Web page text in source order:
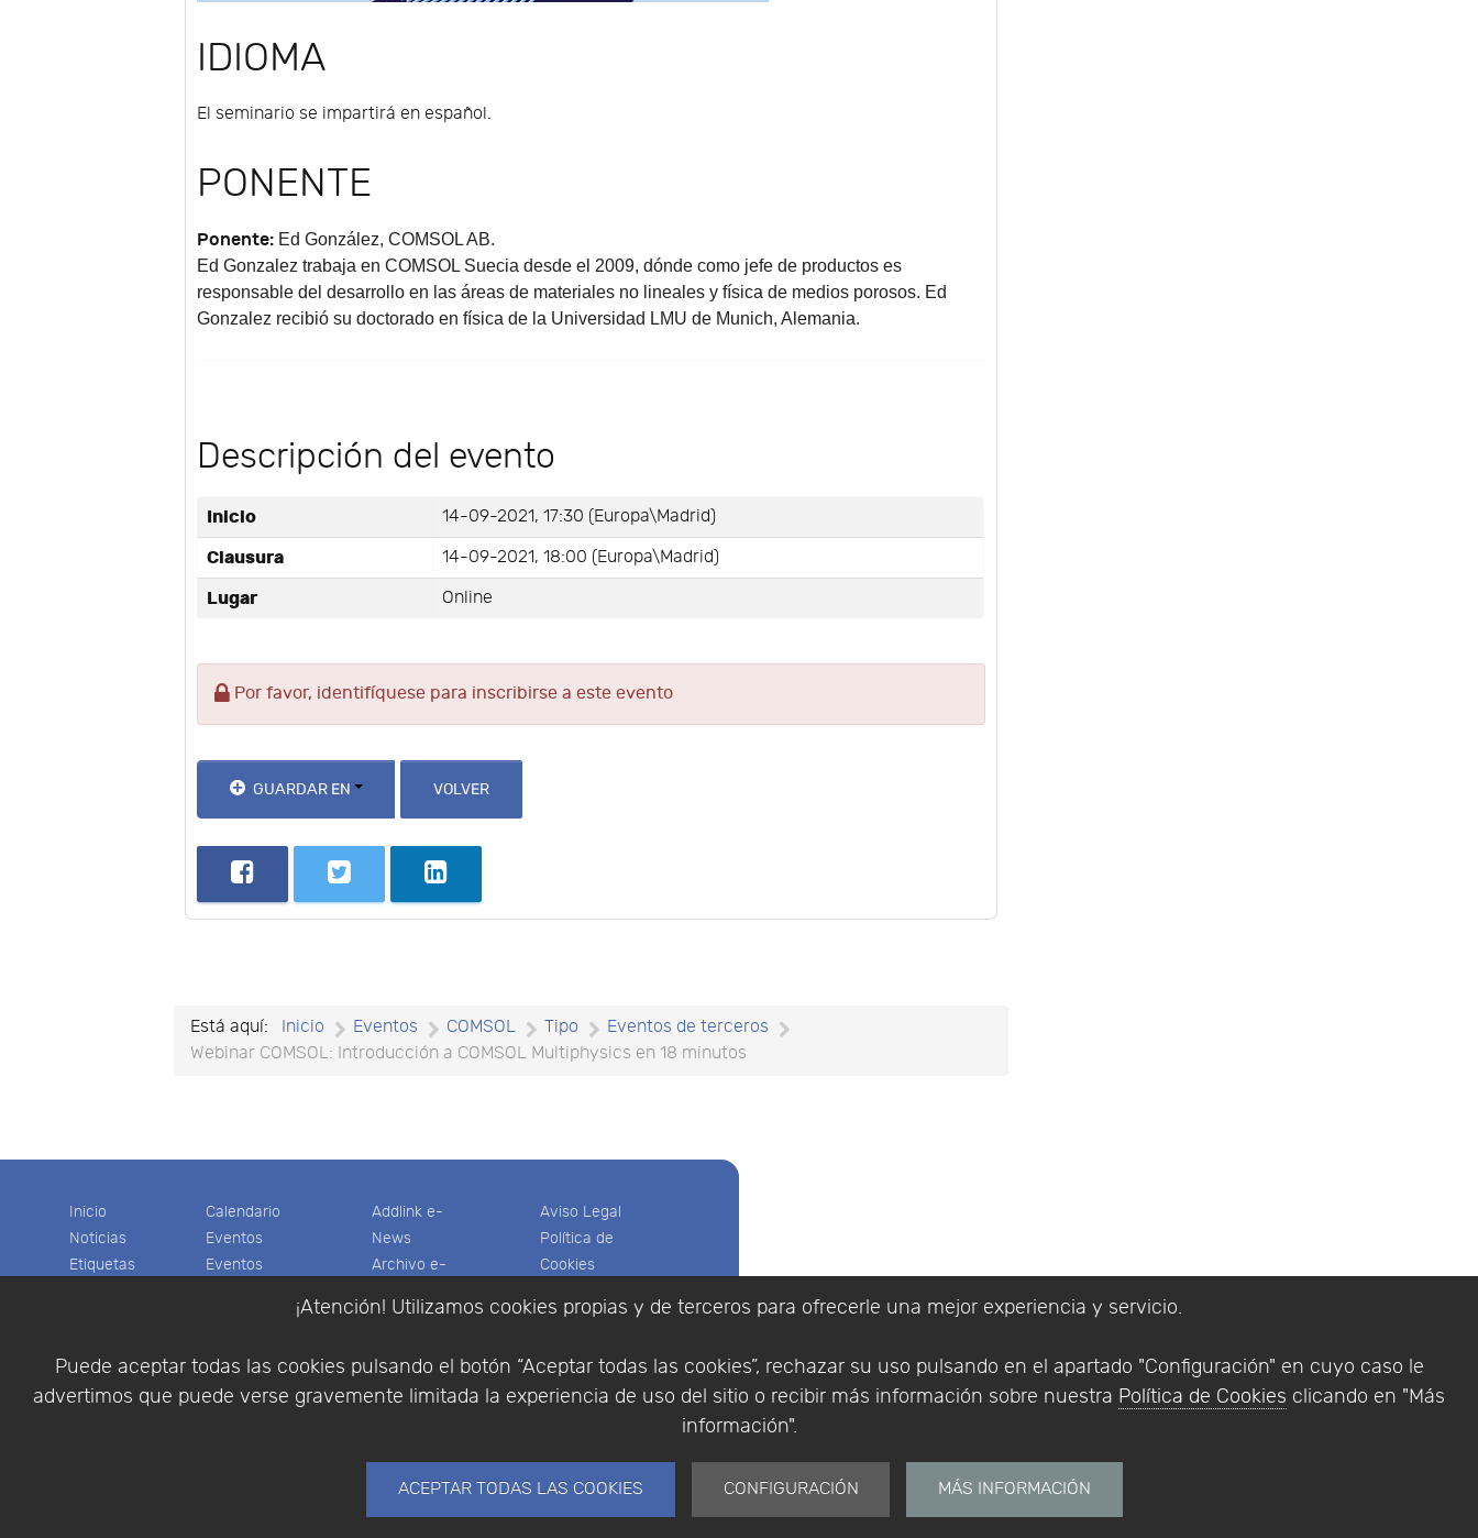
¡Atención! Utilizamos cookies propias y de terceros para ofrecerle una mejor experiencia y servicio.
Puede aceptar todas las cookies pulsando el botón “Aceptar todas las cookies”, rechazar su uso pulsando en el apartado "Configuración" en cuyo caso le
advertimos que puede verse gravemente limitada la experiencia de uso del sitio o recibir más información sobre nuestra Política de Cookies clicando en "Más
información".
ACEPTAR TODAS LAS COOKIES CONFIGURACIÓN MÁS INFORMACIÓN
IDIOMA
El seminario se impartirá en español.
PONENTE
Ponente: Ed González, COMSOL AB.
Ed Gonzalez trabaja en COMSOL Suecia desde el 2009, dónde como jefe de productos es
responsable del desarrollo en las áreas de materiales no lineales y física de medios porosos. Ed
Gonzalez recibió su doctorado en física de la Universidad LMU de Munich, Alemania.
Descripción del evento
Inicio 14-09-2021, 17:30 (Europa\Madrid)
Clausura 14-09-2021, 18:00 (Europa\Madrid)
Lugar Online
Por favor, identifíquese para inscribirse a este evento
GUARDAR EN VOLVER
Está aquí: Inicio Eventos COMSOL Tipo
Eventos de terceros
Webinar COMSOL: Introducción a COMSOL Multiphysics en 18 minutos
Inicio
Noticias
Etiquetas
Cesta
Calendario
Eventos
Eventos
Colaboradores
Descargas
Videos
Addlink e-
News
Archivo e-
Software
Multifisica.com
Síganos
Aviso Legal
Política de
Cookies
Privacidad
de compra
Identificarse
|Política de Cookies
© Copyright 1994 - 2026. Addlink Software
Distribuidor de soluciones software para
España y Portugal.